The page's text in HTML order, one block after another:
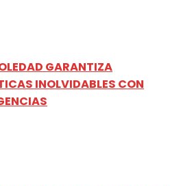
GARANTIZA
INOLVIDABLES CON